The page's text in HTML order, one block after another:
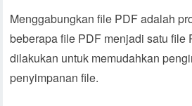
Menggabungkan file PDF adalah
beberapa file PDF menjadi satu file
dilakukan untuk memudahkan
penyimpanan file.